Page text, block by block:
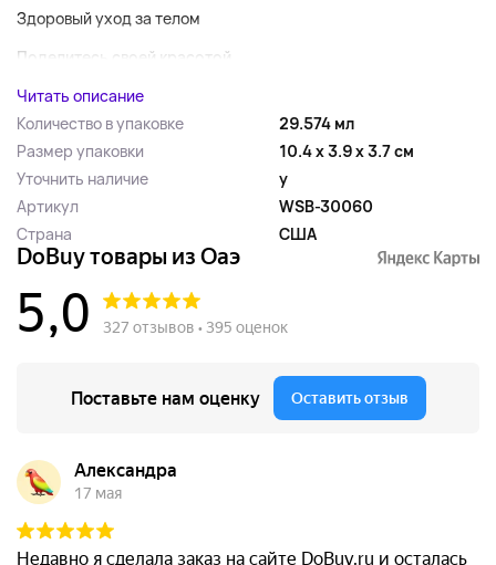
Здоровый уход за телом
Поделитесь своей красотой...
Читать описание
Количество в упаковке
29.574 мл
Размер упаковки
10.4 x 3.9 x 3.7 см
Уточнить наличие
y
Артикул
WSB-30060
Страна
США